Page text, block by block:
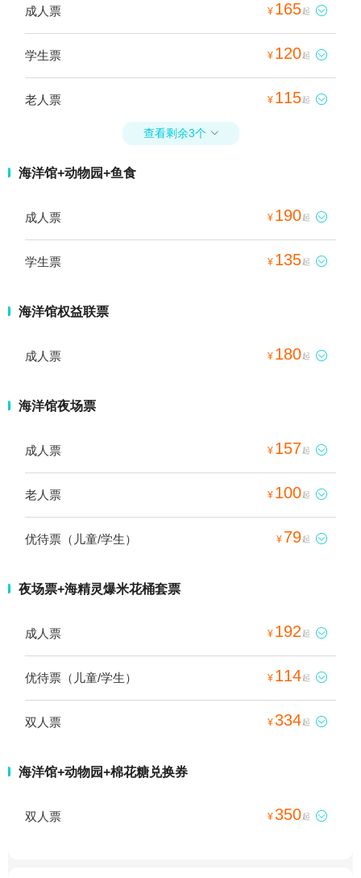
成人票 ¥ 165起 
学生票 ¥ 120起 
老人票 ¥ 115起 
查看剩余3个 
海洋馆+动物园+鱼食
成人票 ¥ 190起 
学生票 ¥ 135起 
海洋馆权益联票
成人票 ¥ 180起 
海洋馆夜场票
成人票 ¥ 157起 
老人票 ¥ 100起 
优待票（儿童/学生） ¥ 79起 
夜场票+海精灵爆米花桶套票
成人票 ¥ 192 起 
优待票（儿童/学生） ¥ 114起 
双人票 ¥334起 
海洋馆+动物园+棉花糖兑换券
双人票 ¥350起 